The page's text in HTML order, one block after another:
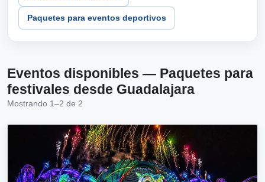
Paquetes para eventos deportivos
Eventos disponibles — Paquetes para
festivales desde Guadalajara
Mostrando 1–2 de 2